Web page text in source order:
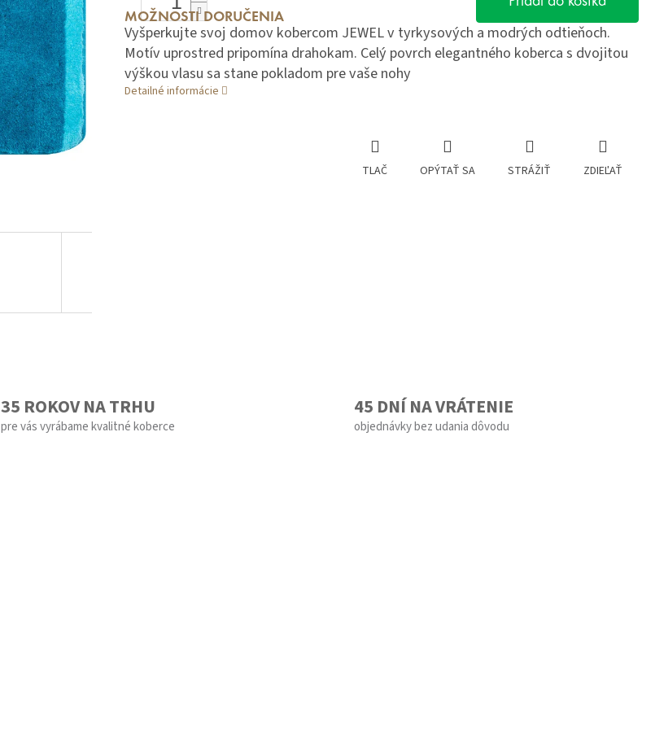
MOŽNOSTI DORUČENIA
Vyšperkujte svoj domov kobercom JEWEL v tyrkysových a modrých odtieňoch.
Motív uprostred pripomína drahokam. Celý povrch elegantného koberca s dvojitou
výškou vlasu sa stane pokladom pre vaše nohy
Detailné informácie
TLAČ OPÝTAŤ SA STRÁŽIŤ ZDIEĽAŤ
35 ROKOV NA TRHU
pre vás vyrábame kvalitné koberce
45 DNÍ NA VRÁTENIE
objednávky bez udania dôvodu